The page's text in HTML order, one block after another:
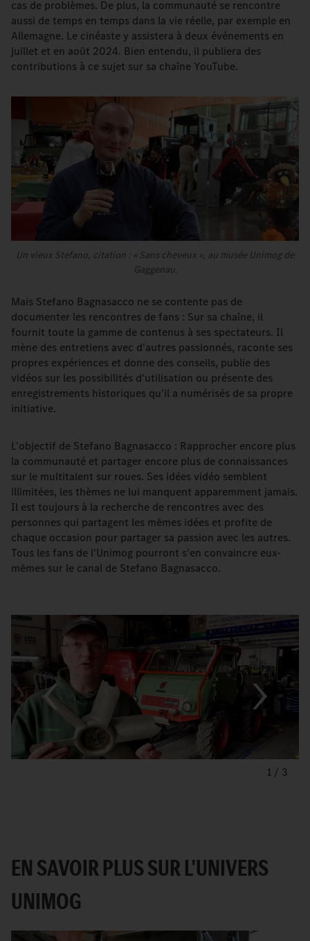
cas de problèmes. De plus, la communauté se rencontre
aussi de temps en temps dans la vie réelle, par exemple en
Allemagne. Le cinéaste y assistera à deux événements en
juillet et en août 2024. Bien entendu, il publiera des
contributions à ce sujet sur sa chaîne YouTube.
Un vieux Stefano, citation : « Sans cheveux », au musée Unimog de
Gaggenau.
Mais Stefano Bagnasacco ne se contente pas de
documenter les rencontres de fans : Sur sa chaîne, il
fournit toute la gamme de contenus à ses spectateurs. Il
mène des entretiens avec d'autres passionnés, raconte ses
propres expériences et donne des conseils, publie des
vidéos sur les possibilités d'utilisation ou présente des
enregistrements historiques qu'il a numérisés de sa propre
initiative.
L'objectif de Stefano Bagnasacco : Rapprocher encore plus
la communauté et partager encore plus de connaissances
sur le multitalent sur roues. Ses idées vidéo semblent
illimitées, les thèmes ne lui manquent apparemment jamais.
Il est toujours à la recherche de rencontres avec des
personnes qui partagent les mêmes idées et profite de
chaque occasion pour partager sa passion avec les autres.
Tous les fans de l'Unimog pourront s'en convaincre eux-
mêmes sur le canal de Stefano Bagnasacco.
1 / 3
EN SAVOIR PLUS SUR L'UNIVERS
UNIMOG